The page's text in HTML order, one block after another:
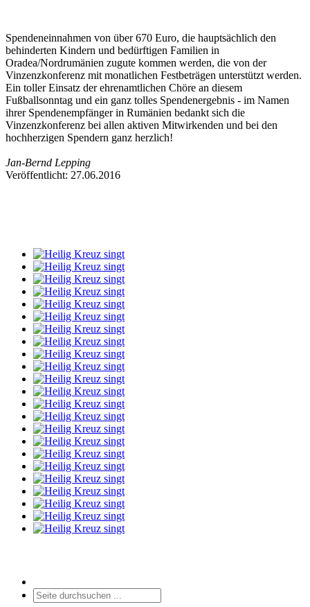
Spendeneinnahmen von über 670 Euro, die hauptsächlich den
behinderten Kindern und bedürftigen Familien in
Oradea/Nordrumänien zugute kommen werden, die von der
Vinzenzkonferenz mit monatlichen Festbeträgen unterstützt werden.
Ein toller Einsatz der ehrenamtlichen Chöre an diesem
Fußballsonntag und ein ganz tolles Spendenergebnis - im Namen
ihrer Spendenempfänger in Rumänien bedankt sich die
Vinzenzkonferenz bei allen aktiven Mitwirkenden und bei den
hochherzigen Spendern ganz herzlich!
Jan-Bernd Lepping
Veröffentlicht: 27.06.2016